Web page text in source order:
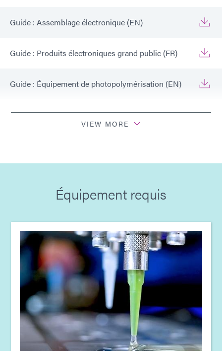
Guide : Assemblage électronique (EN)
Guide : Produits électroniques grand public (FR)
Guide : Équipement de photopolymérisation (EN)
Guide : Équipement de dosage (FR)
Guide: Electronics Assembly (Europe|FR)
Guide : Équipement de photopolymérisation
(Europe|FR)
Guide : Équipement de dosage (Europe|FR)
Guide : Équipement de photopolymérisation
VIEW MORE
Équipement requis